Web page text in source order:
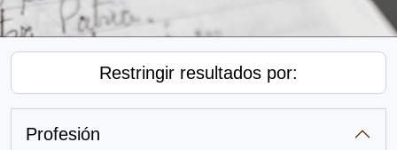
Restringir resultados por:
Profesión